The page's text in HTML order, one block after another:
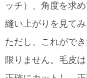
ッチ）、角度を求
縫い上がりを見てみ
ただし、これがで
限りません。毛皮